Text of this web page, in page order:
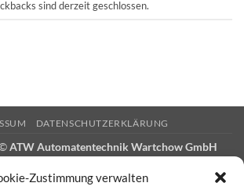
Zustimmung verwalten
sind derzeit geschlossen.
DATENSCHUTZERKLÄRUNG
ATW Automatentechnik Wartchow GmbH